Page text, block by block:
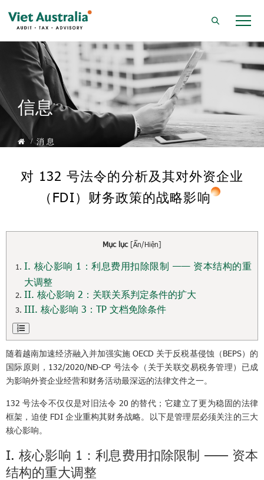
信息
消 息
对 132 号法令的分析及其对外资企业
（FDI）财务政策的战略影响
Mục lục [Ẩn/Hiện]
I. 核心影响 1：利息费用扣除限制 —— 资本结构的重
大调整
II. 核心影响 2：关联关系判定条件的扩大
III. 核心影响 3：TP 文档免除条件
随着越南加速经济融入并加强实施 OECD 关于反税基侵蚀（BEPS）的
国际原则，132/2020/NĐ-CP 号法令（关于关联交易税务管理）已成
为影响外资企业经营和财务活动最深远的法律文件之一。
132 号法令不仅仅是对旧法令 20 的替代；它建立了更为稳固的法律
框架，迫使 FDI 企业重构其财务战略。以下是管理层必须关注的三大
核心影响。
I. 核心影响 1：利息费用扣除限制 —— 资本
结构的重大调整